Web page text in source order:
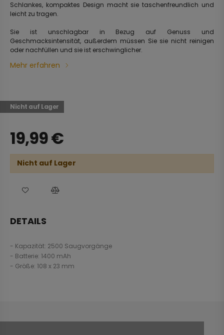
Schlankes, kompaktes Design macht sie taschenfreundlich und
leicht zu tragen.
Sie ist unschlagbar in Bezug auf Genuss und
Geschmacksintensität, außerdem müssen Sie sie nicht reinigen
oder nachfüllen und sie ist erschwinglicher.
Mehr erfahren
Nicht auf Lager
19,99€
Nicht auf Lager
DETAILS
- Kapazität: 2500 Saugvorgänge
- Batterie: 1400 mAh
- Größe: 108 x 23 mm